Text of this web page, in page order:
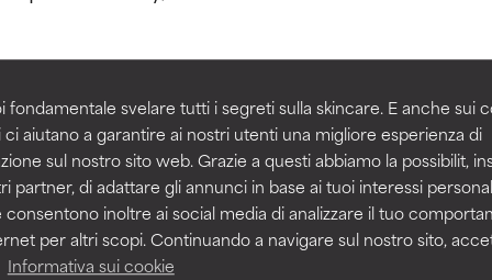
fondamentale svelare tutti i segreti sulla skincare. E anche sui
ci aiutano a garantire ai nostri utenti una migliore esperienza di
sul nostro sito web. Grazie a questi abbiamo la possibilit,
partner, di adattare gli annunci in base ai tuoi interessi
consentono inoltre ai social media di analizzare il tuo
per altri scopi. Continuando a navigare sul nostro sito,
Informativa sui cookie
BACK TO SEARCH
to assess ingredients in this dictionary. Regulations
irritante, ma può presentare problemi per come appare
problemi di altro tipo che ne limitano l'utilità.
Il rischio aumenta se combinato con altri ingredienti
irritante, ma può presentare problemi per come appare
problemi di altro tipo che ne limitano l'utilità.
Il rischio aumenta se combinato con altri ingredienti